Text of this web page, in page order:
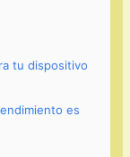
tu dispositivo
es